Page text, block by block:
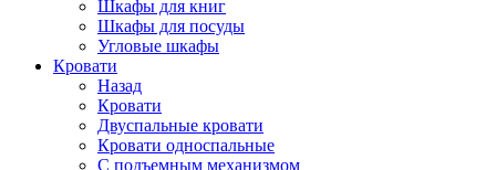
Шкафы для книг
Шкафы для посуды
Угловые шкафы
Кровати
Назад
Кровати
Двуспальные кровати
Кровати односпальные
С подъемным механизмом